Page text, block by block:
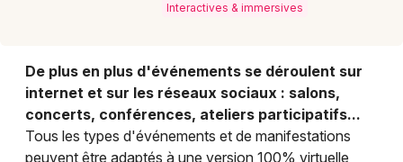
Interactives & immersives
De plus en plus d'événements se déroulent sur
internet et sur les réseaux sociaux : salons,
concerts, conférences, ateliers participatifs...
Tous les types d'événements et de manifestations
peuvent être adaptés à une version 100% virtuelle